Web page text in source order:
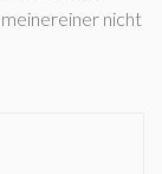
nicht